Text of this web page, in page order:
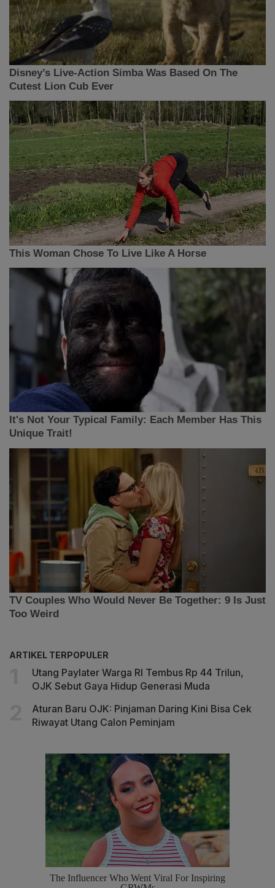
ARTIKEL TERPOPULER
Utang Paylater Warga RI Tembus Rp 44 Trilun,
OJK Sebut Gaya Hidup Generasi Muda
Aturan Baru OJK: Pinjaman Daring Kini Bisa Cek
Riwayat Utang Calon Peminjam